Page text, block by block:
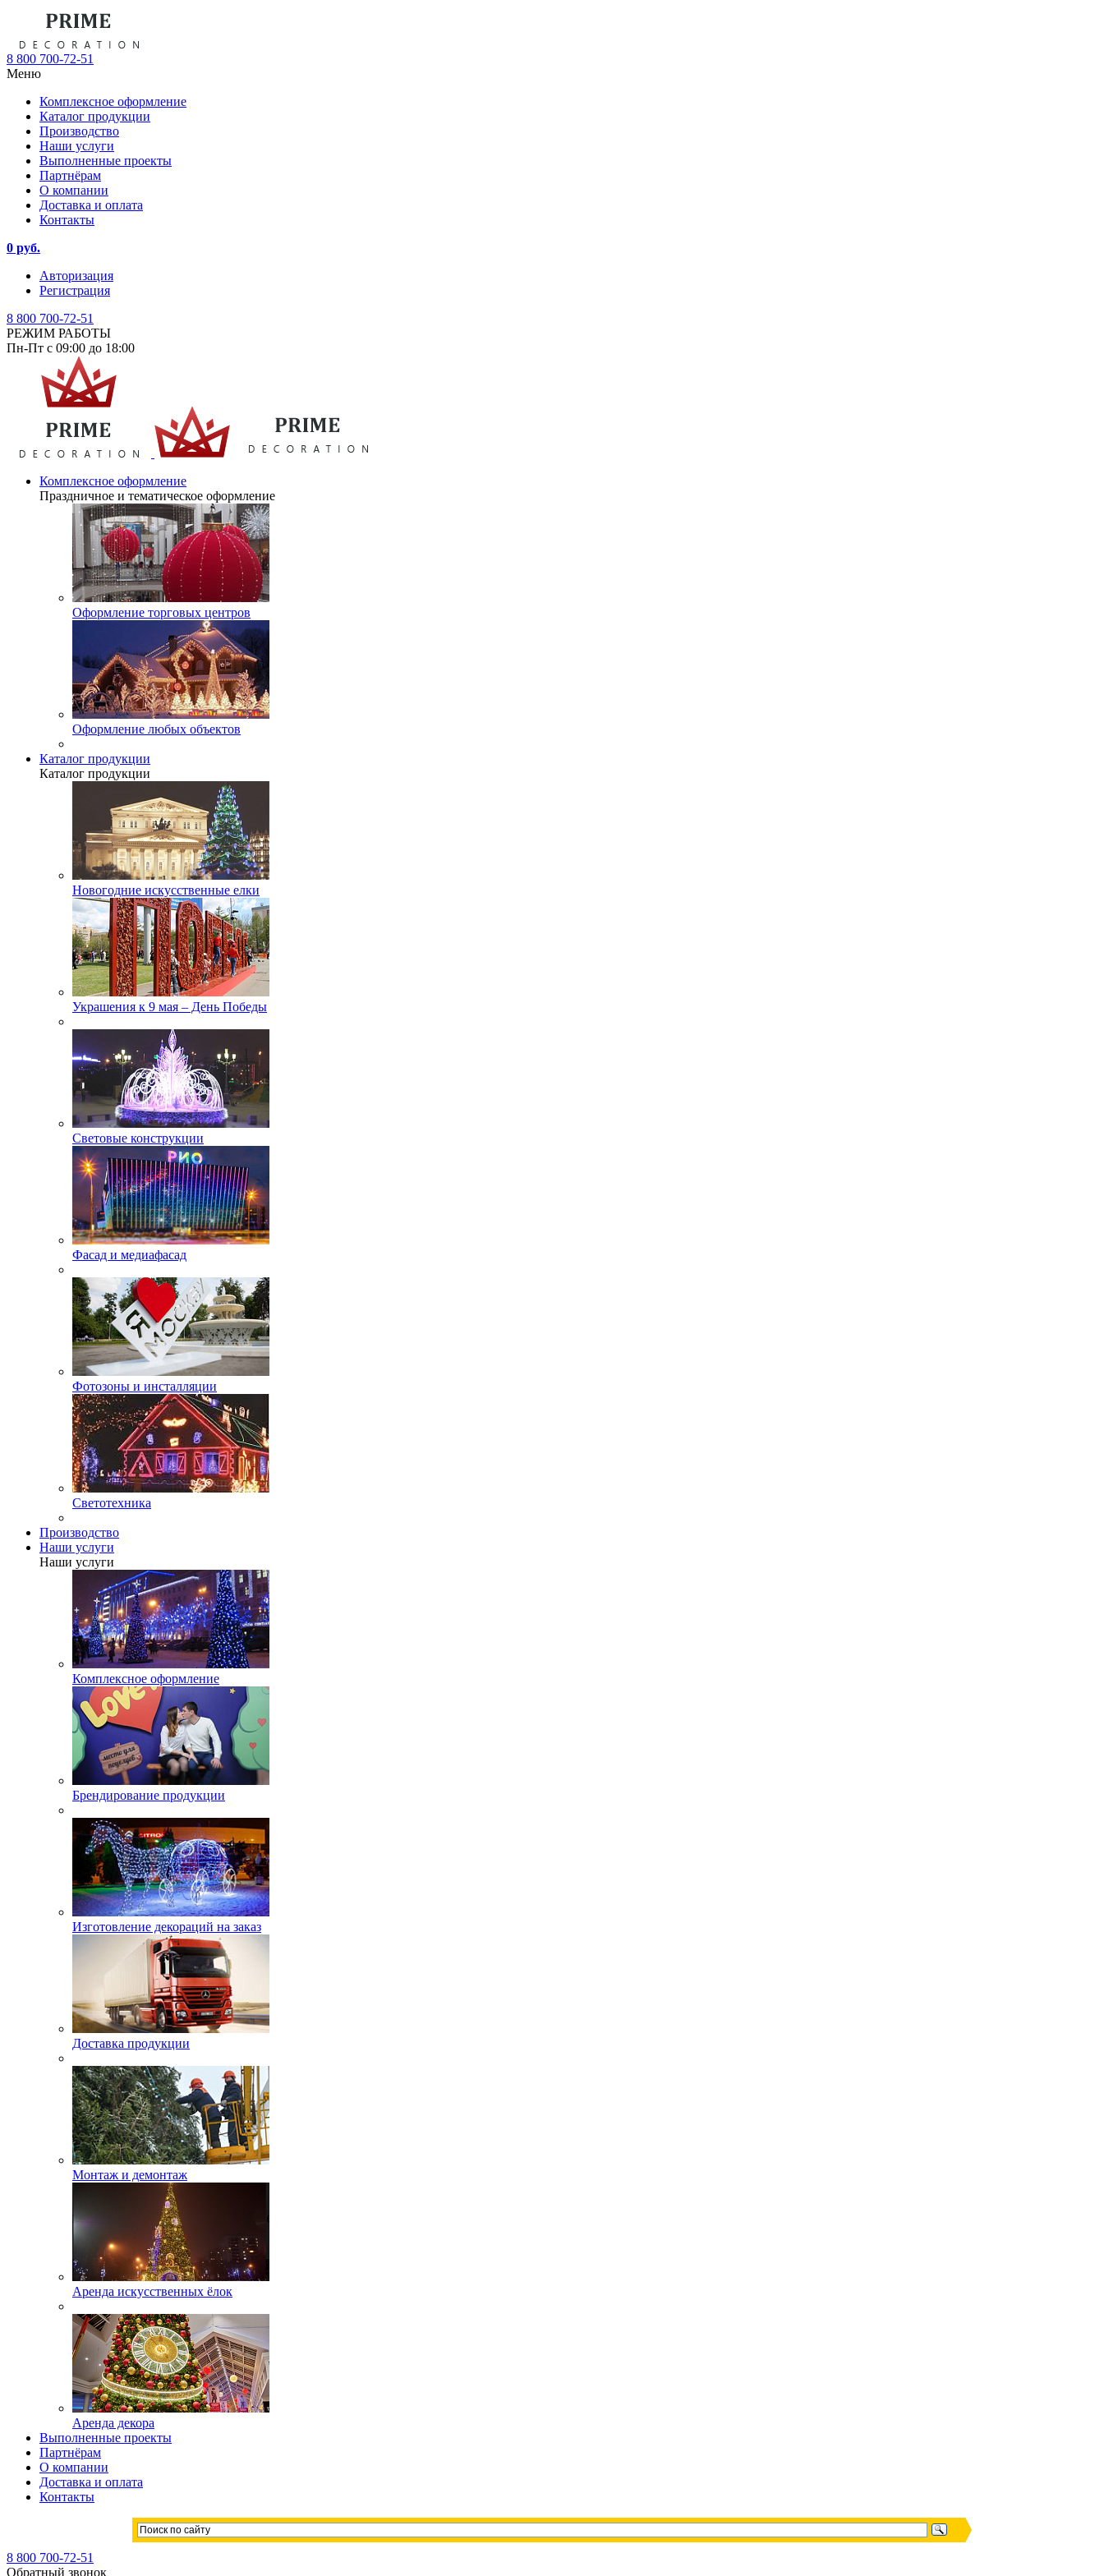
8 800 700-72-51
Меню
Комплексное оформление
Каталог продукции
Производство
Наши услуги
Выполненные проекты
Партнёрам
О компании
Доставка и оплата
Контакты
0 руб.
Авторизация
Регистрация
8 800 700-72-51
РЕЖИМ РАБОТЫ
Пн-Пт с 09:00 до 18:00
Комплексное оформление
Праздничное и тематическое оформление
Оформление торговых центров
Оформление любых объектов
Каталог продукции
Каталог продукции
Новогодние искусственные елки
Украшения к 9 мая – День Победы
Световые конструкции
Фасад и медиафасад
Фотозоны и инсталляции
Светотехника
Производство
Наши услуги
Наши услуги
Комплексное оформление
Брендирование продукции
Изготовление декораций на заказ
Доставка продукции
Монтаж и демонтаж
Аренда искусственных ёлок
Аренда декора
Выполненные проекты
Партнёрам
О компании
Доставка и оплата
Контакты
8 800 700-72-51
Обратный звонок